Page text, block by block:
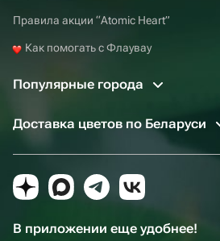
Правила акции “Atomic Heart”
Как помогать с Флаувау
Популярные города
Доставка цветов по Беларуси
В приложении еще удобнее!